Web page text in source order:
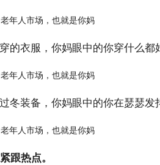
的衣服，你妈眼中的你穿什么都
冬装备，你妈眼中的你在瑟瑟发
跟热点。